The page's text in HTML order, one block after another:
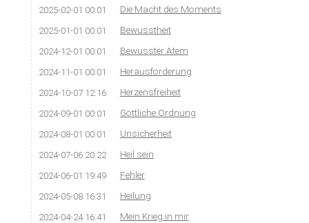
2025-02-01 00:01 Die Macht des Moments
2025-01-01 00:01 Bewusstheit
2024-12-01 00:01 Bewusster Atem
2024-11-01 00:01 Herausforderung
2024-10-07 12:16 Herzensfreiheit
2024-09-01 00:01 Göttliche Ordnung
2024-08-01 00:01 Unsicherheit
2024-07-06 20:22 Heil sein
2024-06-01 19:49 Fehler
2024-05-08 16:31 Heilung
2024-04-24 16:41 Mein Krieg in mir